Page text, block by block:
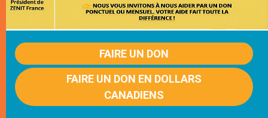
FAIRE UN DON
FAIRE UN DON EN DOLLARS
CANADIENS